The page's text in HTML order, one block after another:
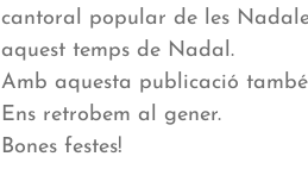
cantoral popular de les
aquest temps de Nadal.
Amb aquesta publicació
Ens retrobem al gener.
Bones festes!